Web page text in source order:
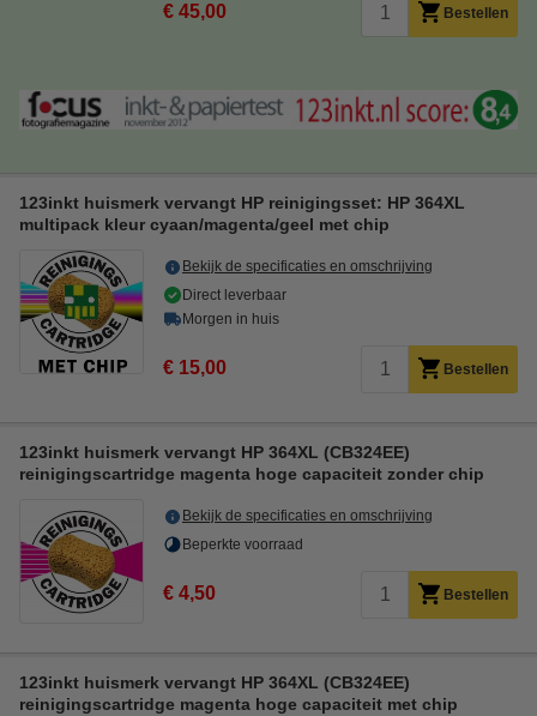
€ 45,00 Bestellen
123inkt huismerk vervangt HP reinigingsset: HP 364XL
multipack kleur cyaan/magenta/geel met chip
Bekijk de specificaties en omschrijving
Direct leverbaar
Morgen in huis
€ 15,00 Bestellen
123inkt huismerk vervangt HP 364XL (CB324EE)
reinigingscartridge magenta hoge capaciteit zonder chip
Bekijk de specificaties en omschrijving
Beperkte voorraad
€ 4,50 Bestellen
123inkt huismerk vervangt HP 364XL (CB324EE)
reinigingscartridge magenta hoge capaciteit met chip